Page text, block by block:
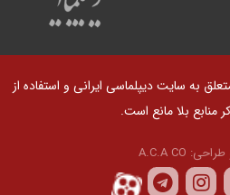
به سایت دیپلماسی ایرانی و استفاده از
منابع بلا مانع است.
طراحی: A.C.A CO